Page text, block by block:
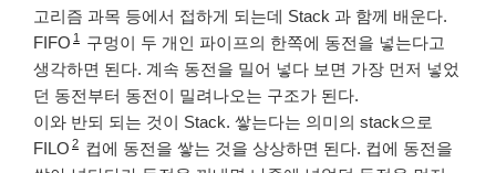
고리즘 과목 등에서 접하게 되는데 Stack 과 함께 배운다.
FIFO 1
구멍이 두 개인 파이프의 한쪽에 동전을 넣는다고
생각하면 된다. 계속 동전을 밀어 넣다 보면 가장 먼저 넣었
던 동전부터 동전이 밀려나오는 구조가 된다.
이와 반되 되는 것이 Stack. 쌓는다는 의미의 stack으로
FILO 2 컵에 동전을 쌓는 것을 상상하면 된다. 컵에 동전을